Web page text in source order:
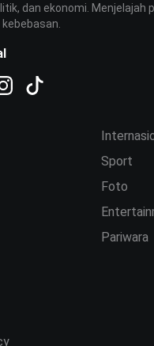
dan ekonomi. Menjelajah
Sport
Foto
Pariwara